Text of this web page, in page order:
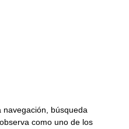
búsqueda
como uno de los